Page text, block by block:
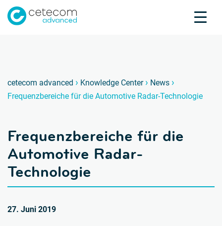
Über uns
Branchen
Knowledge Center
cetecom advanced › Knowledge Center › News ›
Frequenzbereiche für die Automotive Radar-Technologie
Frequenzbereiche für die
Automotive Radar-
Technologie
27. Juni 2019